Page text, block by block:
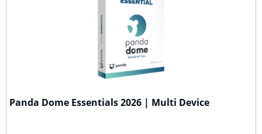
Panda Dome Essentials 2026 | Multi Device